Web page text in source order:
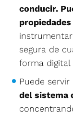
conducir.
segura de
forma digital
Puede servir
del sistema